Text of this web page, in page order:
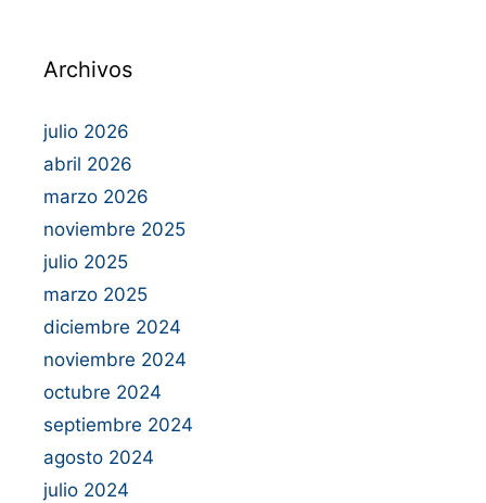
Archivos
julio 2026
abril 2026
marzo 2026
noviembre 2025
julio 2025
marzo 2025
diciembre 2024
noviembre 2024
octubre 2024
septiembre 2024
agosto 2024
julio 2024